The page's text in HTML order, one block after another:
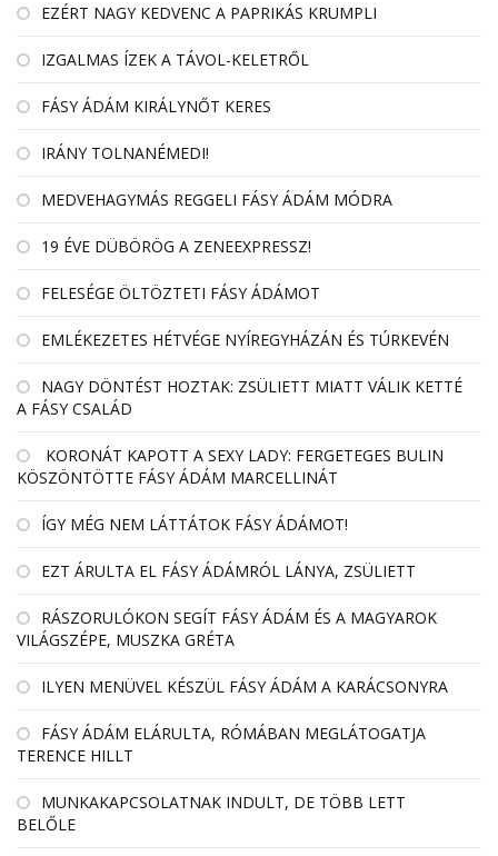
EZÉRT NAGY KEDVENC A PAPRIKÁS KRUMPLI
IZGALMAS ÍZEK A TÁVOL-KELETRŐL
FÁSY ÁDÁM KIRÁLYNŐT KERES
IRÁNY TOLNANÉMEDI!
MEDVEHAGYMÁS REGGELI FÁSY ÁDÁM MÓDRA
19 ÉVE DÜBÖRÖG A ZENEEXPRESSZ!
FELESÉGE ÖLTÖZTETI FÁSY ÁDÁMOT
EMLÉKEZETES HÉTVÉGE NYÍREGYHÁZÁN ÉS TÚRKEVÉN
NAGY DÖNTÉST HOZTAK: ZSÜLIETT MIATT VÁLIK KETTÉ
A FÁSY CSALÁD
KORONÁT KAPOTT A SEXY LADY: FERGETEGES BULIN
KÖSZÖNTÖTTE FÁSY ÁDÁM MARCELLINÁT
ÍGY MÉG NEM LÁTTÁTOK FÁSY ÁDÁMOT!
EZT ÁRULTA EL FÁSY ÁDÁMRÓL LÁNYA, ZSÜLIETT
RÁSZORULÓKON SEGÍT FÁSY ÁDÁM ÉS A MAGYAROK
VILÁGSZÉPE, MUSZKA GRÉTA
ILYEN MENÜVEL KÉSZÜL FÁSY ÁDÁM A KARÁCSONYRA
FÁSY ÁDÁM ELÁRULTA, RÓMÁBAN MEGLÁTOGATJA
TERENCE HILLT
MUNKAKAPCSOLATNAK INDULT, DE TÖBB LETT
BELŐLE